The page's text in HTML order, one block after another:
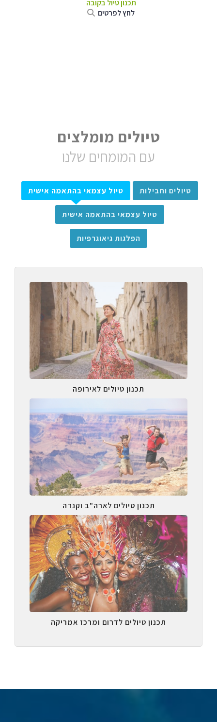
תכנון טיול בקובה
לחץ לפרטים
טיולים מומלצים
עם המומחים שלנו
טיולים וחבילות טיול עצמאי בהתאמה אישית
טיול עצמאי בהתאמה אישית
הפלגות גיאוגרפיות
תכנון טיולים לאירופה
תכנון טיולים לארה"ב וקנדה
תכנון טיולים לדרום ומרכז אמריקה